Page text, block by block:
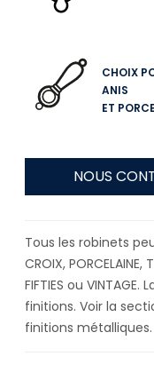
CHOIX
ANIS
ET
NOUS
Tous les robinets
CROIX, PORCELAINE,
FIFTIES ou
finitions. Voir la
finitions métalliques.